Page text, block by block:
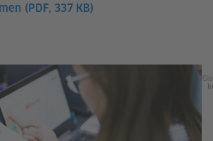
(PDF, 337 KB)